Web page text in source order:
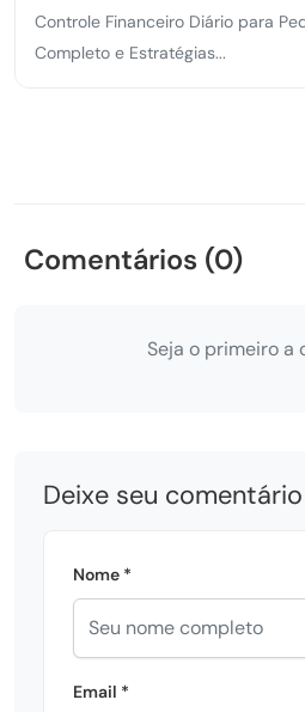
Controle Financeiro Diário para
Completo e Estratégias...
Comentários (0)
Seja o primeiro a
Deixe seu comentário
Nome *
Email *